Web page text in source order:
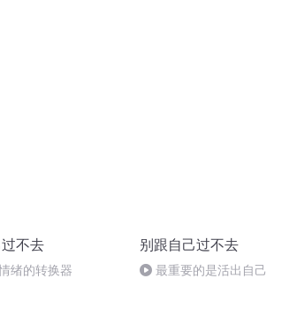
不去
绪的转换器
别跟自己过不去
最重要的是活出自己